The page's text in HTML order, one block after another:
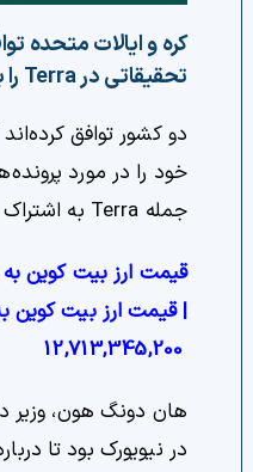
کره و ایالات متحده
تحقیقاتی در Terra را به اشتراک بگذارند
دو کشور توافق
خود را در مورد
جمله Terra به اشتراک بگذارند.
قیمت ارز بیت کوین به
| قیمت ارز بیت کوین
12,713,345,200
هان دونگ هون، وزیر
در نیویورک بود تا